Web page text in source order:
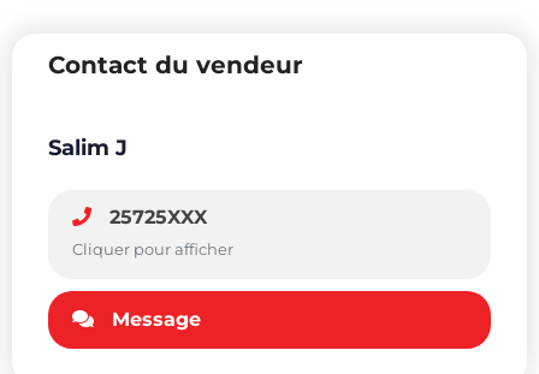
Contact du vendeur
Salim J
25725XXX
Cliquer pour afficher
Message